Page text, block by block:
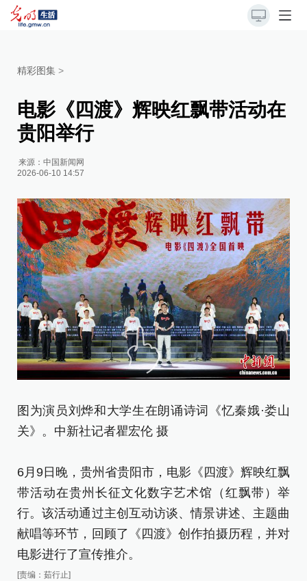
精彩图集 >
电影《四渡》辉映红飘带活动在
贵阳举行
来源：中国新闻网
2026-06-10 14:57
图为演员刘烨和大学生在朗诵诗词《忆秦娥·娄山
关》。中新社记者瞿宏伦 摄
6月9日晚，贵州省贵阳市，电影《四渡》辉映红飘
带活动在贵州长征文化数字艺术馆（红飘带）举
行。该活动通过主创互动访谈、情景讲述、主题曲
献唱等环节，回顾了《四渡》创作拍摄历程，并对
电影进行了宣传推介。
[责编：茹行止]